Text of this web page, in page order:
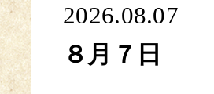
2026.08.07
８月７日